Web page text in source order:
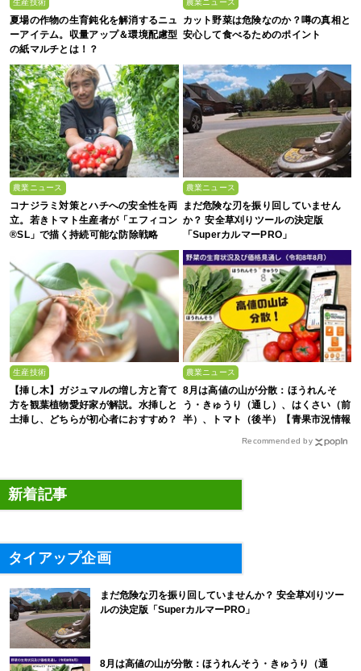
生産技術
夏場の作物の生育鈍化を解消するニュ
ーアイテム。収量アップ＆環境配慮型
の紙マルチとは！？
農業ニュース
カット野菜は危険なのか？噂の真相と
安心して食べるためのポイント
農業ニュース
コナジラミ対策とハチへの安全性を両
立。若きトマト生産者が「エフィコン
®SL」で描く持続可能な防除戦略
農業ニュース
まだ危険な刃を振り回していません
か？ 安全草刈りツールの決定版
「SuperカルマーPRO」
生産技術
【挿し木】ガジュマルの増し方と育て
方を観葉植物愛好家が解説。水挿しと
土挿し、どちらが初心者におすすめ？
農業ニュース
8月は高値の山が分散：ほうれんそ
う・きゅうり（通し）、はくさい（前
半）、トマト（後半）【青果市況情報
Recommended by
新着記事
タイアップ企画
まだ危険な刃を振り回していませんか？ 安全草刈りツー
ルの決定版「SuperカルマーPRO」
8月は高値の山が分散：ほうれんそう・きゅうり（通